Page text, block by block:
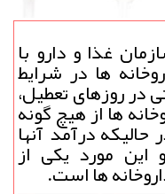
غذا و دارو با
ها در شرایط
در روزهای تعطیل،
ها از هیچ گونه
درآمد آنها
این مورد یكی از
ها است.